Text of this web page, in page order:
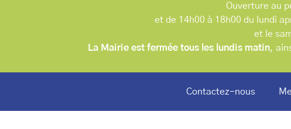
Ouverture au
et de 14h00 à 18h00 du lundi
et le
La Mairie est fermée tous les lundis matin,
Contactez-nous